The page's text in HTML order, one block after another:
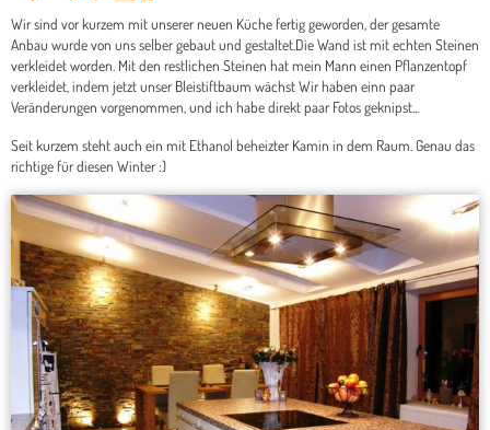
Wir sind vor kurzem mit unserer neuen Küche fertig geworden, der gesamte
Anbau wurde von uns selber gebaut und gestaltet.Die Wand ist mit echten Steinen
verkleidet worden. Mit den restlichen Steinen hat mein Mann einen Pflanzentopf
verkleidet, indem jetzt unser Bleistiftbaum wächst Wir haben einn paar
Veränderungen vorgenommen, und ich habe direkt paar Fotos geknipst...
Seit kurzem steht auch ein mit Ethanol beheizter Kamin in dem Raum. Genau das
richtige für diesen Winter :)